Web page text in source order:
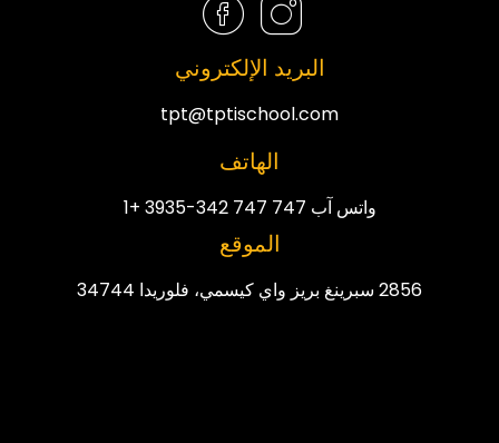
البريد الإلكتروني
tpt@tptischool.com
الهاتف
واتس آب 747 747 342-3935 +1
الموقع
2856 سبرينغ بريز واي كيسمي، فلوريدا 34744